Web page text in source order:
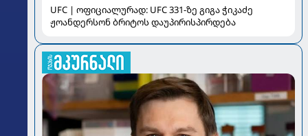
UFC | ოფიციალურად: UFC 331-ზე გიგა ჭიკაძე
ჟოანდერსონ ბრიტოს დაუპირისპირდება